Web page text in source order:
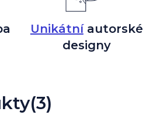
Unikátníautorské
designy
(3)